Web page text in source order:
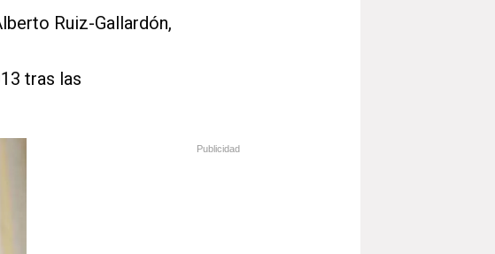
Ruiz-Gallardón,
tras las
Publicidad